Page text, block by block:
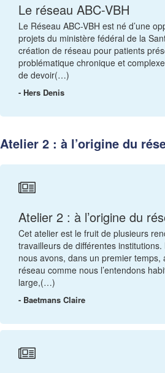
Le réseau ABC-VBH
Le Réseau ABC-VBH est né d’une
projets du ministère fédéral de la
création de réseau pour patients
problématique chronique et
de devoir(…)
- Hers Denis
Atelier 2 : à l’origine du
Atelier 2 : à l’origine du
Cet atelier est le fruit de plusieurs
travailleurs de différentes
nous avons, dans un premier temps,
réseau comme nous l’entendons
large,(…)
- Baetmans Claire